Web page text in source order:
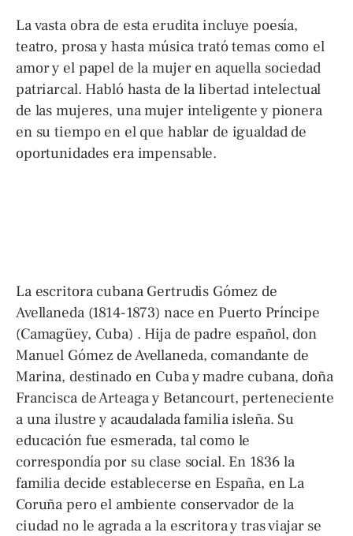
La vasta obra de esta erudita incluye poesía,
teatro, prosa y hasta música trató temas como el
amor y el papel de la mujer en aquella sociedad
patriarcal. Habló hasta de la libertad intelectual
de las mujeres, una mujer inteligente y pionera
en su tiempo en el que hablar de igualdad de
oportunidades era impensable.
La escritora cubana Gertrudis Gómez de
Avellaneda (1814-1873) nace en Puerto Príncipe
(Camagüey, Cuba) . Hija de padre español, don
Manuel Gómez de Avellaneda, comandante de
Marina, destinado en Cuba y madre cubana, doña
Francisca de Arteaga y Betancourt, perteneciente
a una ilustre y acaudalada familia isleña. Su
educación fue esmerada, tal como le
correspondía por su clase social. En 1836 la
familia decide establecerse en España, en La
Coruña pero el ambiente conservador de la
ciudad no le agrada a la escritora y tras viajar se